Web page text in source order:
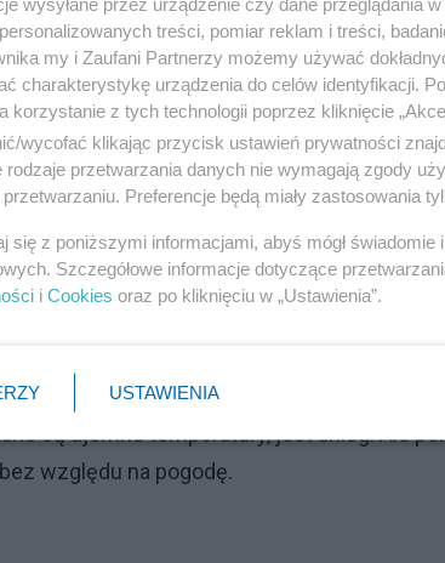
który także jest blogerem S24.
ulicami Góry Kalwarii.
osób, mieszkańców Góry Kalwarii i
przecież utworzone w XVII w. jako
dla całego Mazowsza i
są ujemne temperatury, jest śnieg. Ale
względu na pogodę.
treści, pomiar reklam i treści,
my i Zaufani Partnerzy możemy używać
charakterystykę urządzenia do celów identyfikacji.
korzystanie z tych technologii poprzez kliknięcie
wycofać klikając przycisk ustawień prywatności
rodzaje przetwarzania danych nie wymagają zgody
Preferencje będą miały zastosowania
się z poniższymi informacjami, abyś mógł
Szczegółowe informacje dotyczące
i Cookies oraz po kliknięciu w „Ustawienia”.
USTAWIENIA